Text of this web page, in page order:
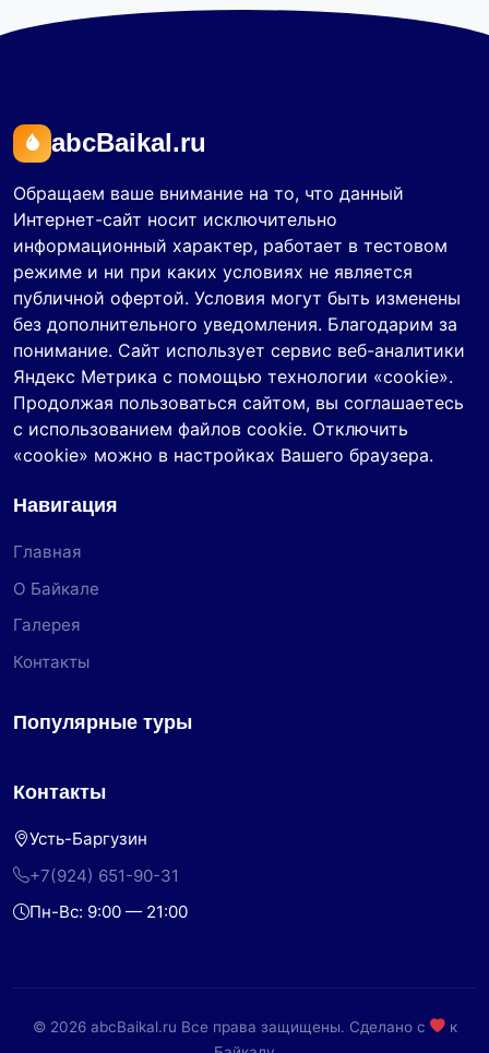
abcBaikal.ru
Обращаем ваше внимание на то, что данный
Интернет-сайт носит исключительно
информационный характер, работает в тестовом
режиме и ни при каких условиях не является
публичной офертой. Условия могут быть изменены
без дополнительного уведомления. Благодарим за
понимание. Сайт использует сервис веб-аналитики
Яндекс Метрика с помощью технологии «cookie».
Продолжая пользоваться сайтом, вы соглашаетесь
с использованием файлов cookie. Отключить
«cookie» можно в настройках Вашего браузера.
Навигация
Главная
О Байкале
Галерея
Контакты
Популярные туры
Контакты
Усть-Баргузин
+7(924) 651-90-31
Пн-Вс: 9:00 — 21:00
© 2026 abcBaikal.ru Все права защищены. Сделано с
к